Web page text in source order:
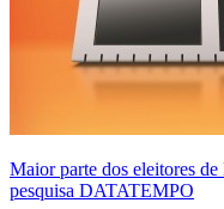
Maior parte dos eleitores
pesquisa DATATEMPO